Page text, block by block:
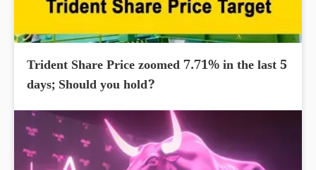
Trident Share Price zoomed 7.71% in the last 5
days; Should you hold?